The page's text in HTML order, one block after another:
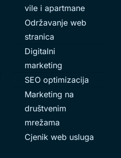
vile i apartmane
Održavanje web
stranica
Digitalni
marketing
SEO optimizacija
Marketing na
društvenim
mrežama
Cjenik web usluga